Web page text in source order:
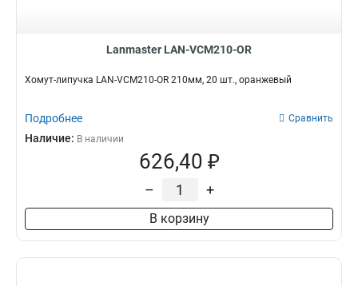
Lanmaster LAN-VCM210-OR
Хомут-липучка LAN-VCM210-OR 210мм, 20 шт., оранжевый
Подробнее Сравнить
Наличие: В наличии
626,40 ₽
– +
В корзину